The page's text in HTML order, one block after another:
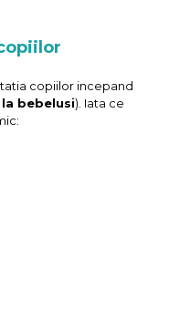
copiilor incepand
bebelusi). Iata ce